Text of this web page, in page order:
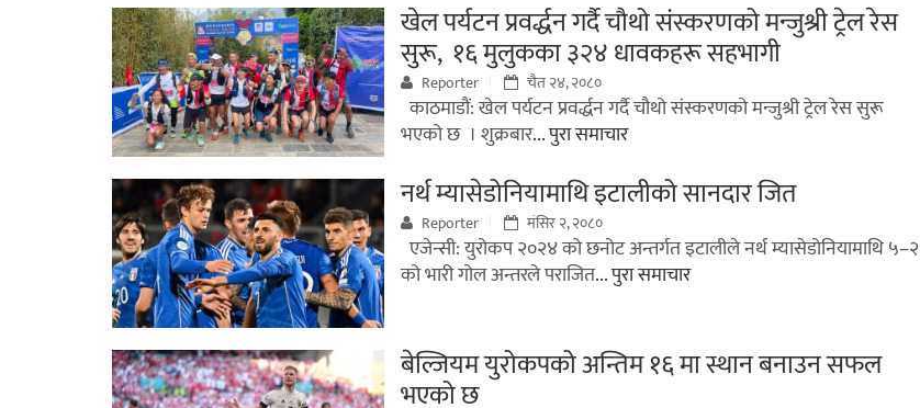
खेल पर्यटन प्रवर्द्धन गर्दै चौथो संस्करणको मन्जुश्री ट्रेल रेस
सुरू, १६ मुलुकका ३२४ धावकहरू सहभागी
Reporter चैत २४, २०८०
काठमाडौं: खेल पर्यटन प्रवर्द्धन गर्दै चौथो संस्करणको मन्जुश्री ट्रेल रेस सुरू
भएको छ । शुक्रबार... पुरा समाचार
नर्थ म्यासेडोनियामाथि इटालीको सानदार जित
Reporter मंसिर २, २०८०
एजेन्सी: युरोकप २०२४ को छनोट अन्तर्गत इटालीले नर्थ म्यासेडोनियामाथि ५–२
को भारी गोल अन्तरले पराजित... पुरा समाचार
बेल्जियम युरोकपको अन्तिम १६ मा स्थान बनाउन सफल
भएको छ